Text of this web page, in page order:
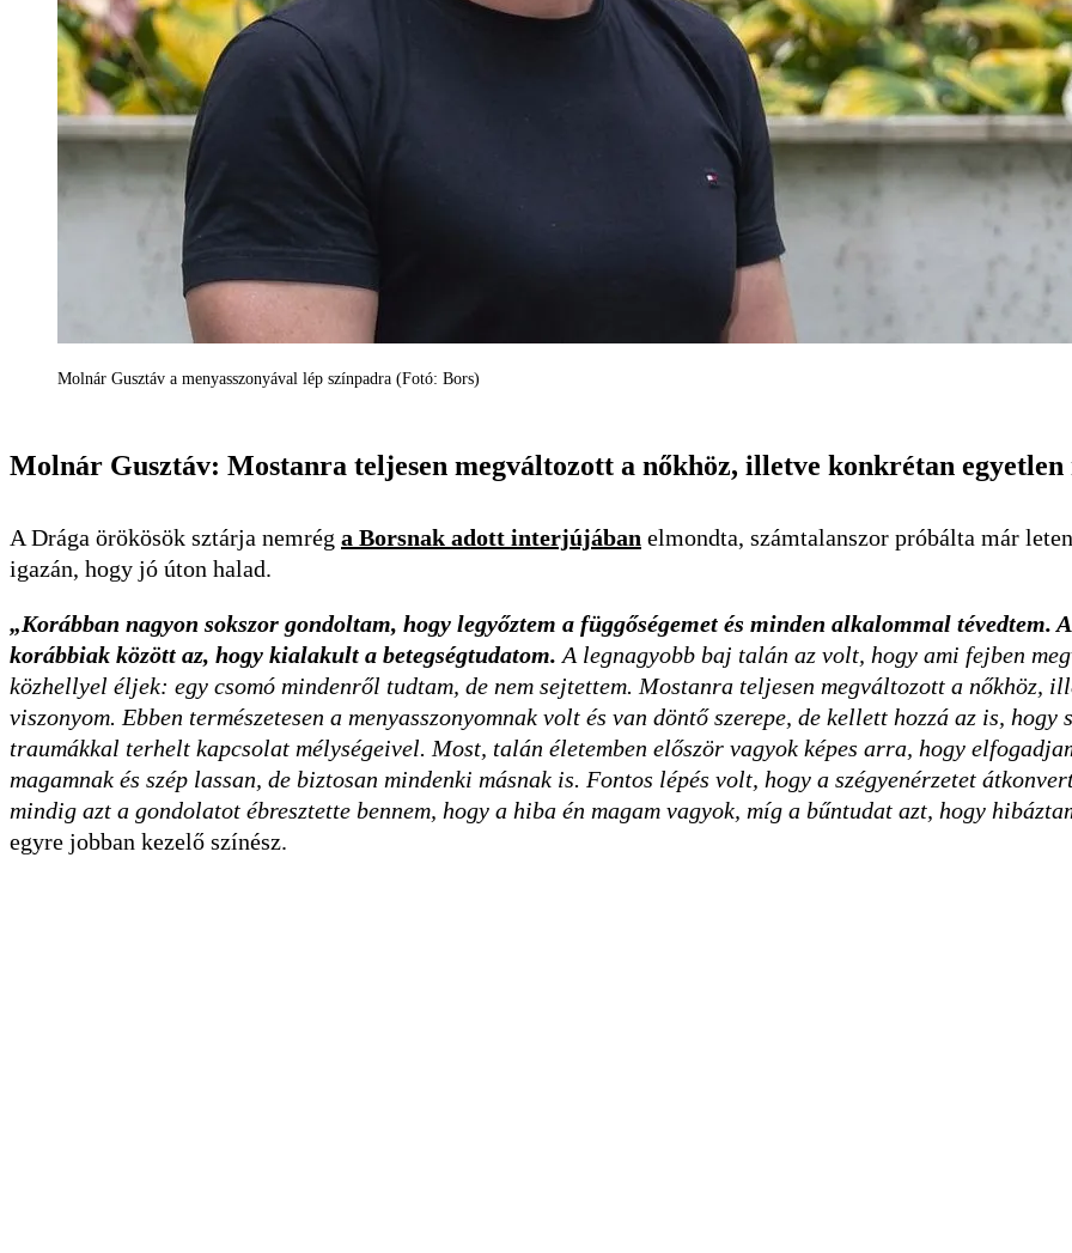
Molnár Gusztáv a menyasszonyával lép színpadra (Fotó: Bors)
Molnár Gusztáv: Mostanra teljesen megváltozott a nőkhöz, illetve konkrétan egyetlen
A Drága örökösök sztárja nemrég a Borsnak adott interjújában elmondta, számtalanszor próbálta már
igazán, hogy jó úton halad.
„Korábban nagyon sokszor gondoltam, hogy legyőztem a függőségemet és minden alkalommal tévedtem.
korábbiak között az, hogy kialakult a betegségtudatom. A legnagyobb baj talán az volt, hogy ami fejben
közhellyel éljek: egy csomó mindenről tudtam, de nem sejtettem. Mostanra teljesen megváltozott a nőkhöz,
viszonyom. Ebben természetesen a menyasszonyomnak volt és van döntő szerepe, de kellett hozzá az is, hogy
traumákkal terhelt kapcsolat mélységeivel. Most, talán életemben először vagyok képes arra, hogy
magamnak és szép lassan, de biztosan mindenki másnak is. Fontos lépés volt, hogy a szégyenérzetet
mindig azt a gondolatot ébresztette bennem, hogy a hiba én magam vagyok, míg a bűntudat azt, hogy
egyre jobban kezelő színész.